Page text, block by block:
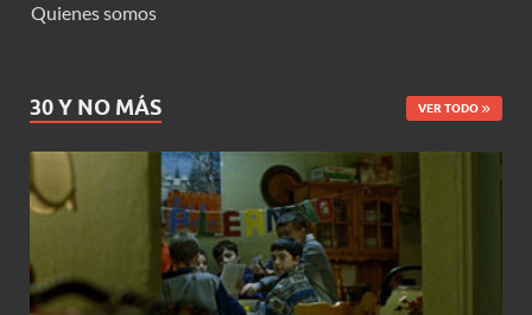
Quienes somos
30 Y NO MÁS VER TODO